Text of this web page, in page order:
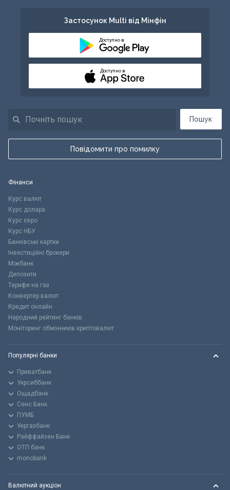
Пошук
Повідомити про помилку
Застосунок Multi від Мінфін
Доступно в
Доступно в
Фінанси
Курс валют
Курс долара
Курс євро
Курс НБУ
Банківські картки
Інвестиційні брокери
Міжбанк
Депозити
Тарифи на газ
Конвертер валют
Кредит онлайн
Народний рейтинг банків
Моніторинг обмінників криптовалют
Популярні банки
Приватбанк
Укрсиббанк
Ощадбанк
Сенс Банк
ПУМБ
Укргазбанк
Райффайзен Банк
ОТП банк
monobank
Валютний аукціон